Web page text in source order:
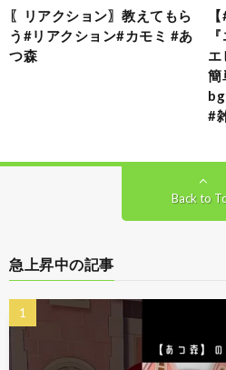
〖リアクション〗教えてもら
う#リアクション#カモミ #あ
つ森
簡
#
Back to
急上昇中の記事